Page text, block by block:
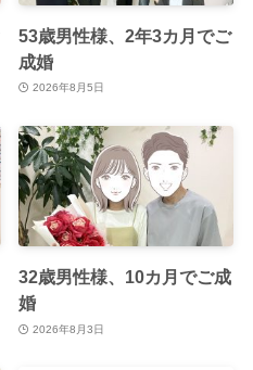
53歳男性様、2年3カ月でご
成婚
2026年8月5日
32歳男性様、10カ月でご成
婚
2026年8月3日